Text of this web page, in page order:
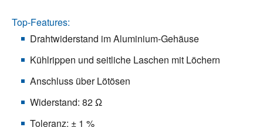
Top-Features:
Drahtwiderstand im Aluminium-Gehäuse
Kühlrippen und seitliche Laschen mit Löchern
Anschluss über Lötösen
Widerstand: 82 Ω
Toleranz: ± 1 %